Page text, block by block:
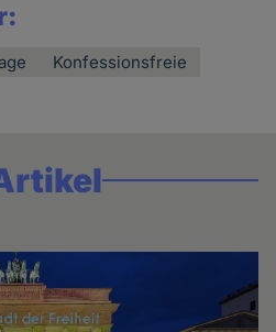
Konfessionsfreie